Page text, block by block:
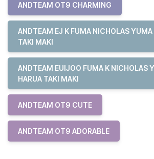
ANDTEAM OT9 CHARMING
ANDTEAM EJ K FUMA NICHOLAS YUMA
TAKI MAKI
ANDTEAM EUIJOO FUMA K NICHOLAS
HARUA TAKI MAKI
ANDTEAM OT9 CUTE
ANDTEAM OT9 ADORABLE